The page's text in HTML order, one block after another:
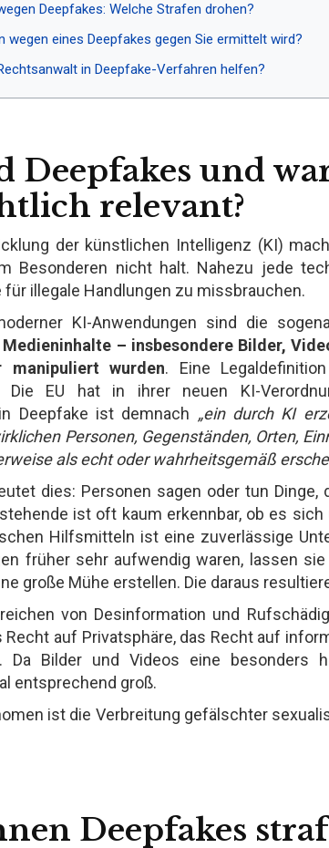
Deepfakes: Welche Strafen drohen?
wegen eines Deepfakes gegen Sie ermittelt wird?
in Deepfake-Verfahren helfen?
Deepfakes und
relevant?
der künstlichen Intelligenz (KI)
Besonderen nicht halt. Nahezu jede
illegale Handlungen zu missbrauchen.
KI-Anwendungen sind die
– insbesondere Bilder,
wurden. Eine
Die EU hat in ihrer neuen KI-
Deepfake ist demnach „ein durch KI
Personen, Gegenständen, Orten,
als echt oder wahrheitsgemäß
dies: Personen sagen oder tun
ist oft kaum erkennbar, ob es
Hilfsmitteln ist eine zuverlässige
früher sehr aufwendig waren, lassen
große Mühe erstellen. Die daraus
von Desinformation und
Recht auf Privatsphäre, das Recht auf
Da Bilder und Videos eine besonders
entsprechend groß.
ist die Verbreitung gefälschter
Deepfakes